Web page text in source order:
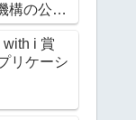
構の公式
i 賞
リケーシ